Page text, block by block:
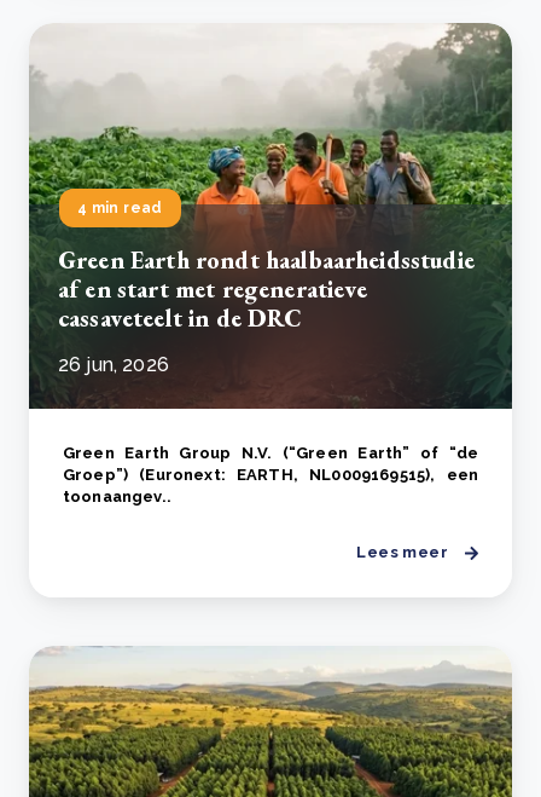
4 min read
Green Earth rondt haalbaarheidsstudie
af en start met regeneratieve
cassaveteelt in de DRC
26 jun, 2026
Green Earth Group N.V. (“Green Earth” of “de
Groep”) (Euronext: EARTH, NL0009169515), een
toonaangev..
Lees meer